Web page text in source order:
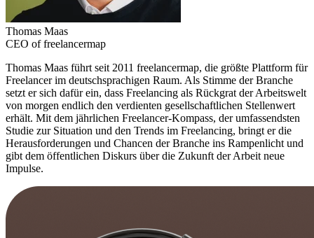
Thomas Maas
CEO of freelancermap
Thomas Maas führt seit 2011 freelancermap, die größte Plattform für
Freelancer im deutschsprachigen Raum. Als Stimme der Branche
setzt er sich dafür ein, dass Freelancing als Rückgrat der Arbeitswelt
von morgen endlich den verdienten gesellschaftlichen Stellenwert
erhält. Mit dem jährlichen Freelancer-Kompass, der umfassendsten
Studie zur Situation und den Trends im Freelancing, bringt er die
Herausforderungen und Chancen der Branche ins Rampenlicht und
gibt dem öffentlichen Diskurs über die Zukunft der Arbeit neue
Impulse.